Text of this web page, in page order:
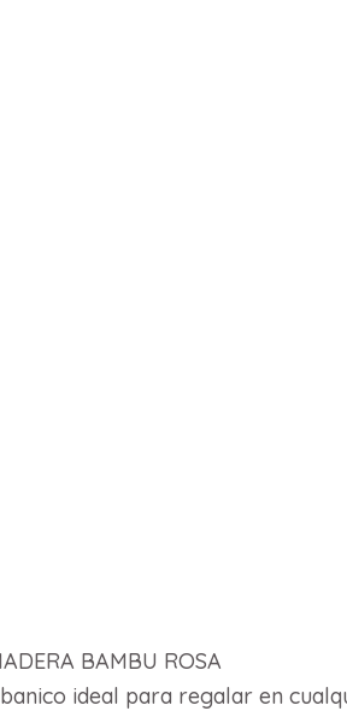
BAMBU ROSA
ideal para regalar en